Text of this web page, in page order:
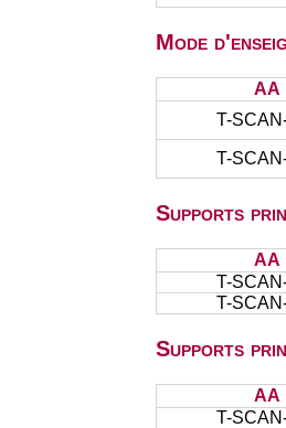
Mode
AA
T-
T-
Supports
AA
T-
T-
Supports
AA
T-